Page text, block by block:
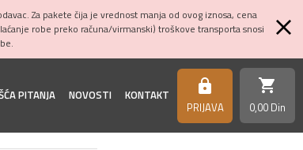
Za pakete čija je vrednost manja od ovog iznosa, cena
robe preko računa/virmanski) troškove transporta snosi
PITANJA NOVOSTI KONTAKT https
PRIJAVA
shopping_cart
0,00 Din